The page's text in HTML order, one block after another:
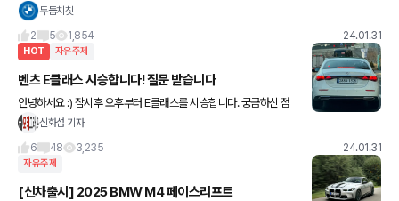
동네 센터가니 문콕은아닌거같고 오토바이나 킥라니가 찍고간것같
ㅋㅋ 문짝교환?판
두둠치칫
2
5 1,854 24.01.31
HOT 자유주제
벤츠 E클래스 시승합니다! 질문 받습니다
안녕하세요 :) 잠시후 오후부터 E클래스를 시승합니다. 궁금하신 점
있으시면 댓글 남겨주세요 시승차는 E300 4MATIC 익스클루시브
신화섭 기자
6
48 3,235 24.01.31
자유주제
[신차출시] 2025 BMW M4 페이스리프트